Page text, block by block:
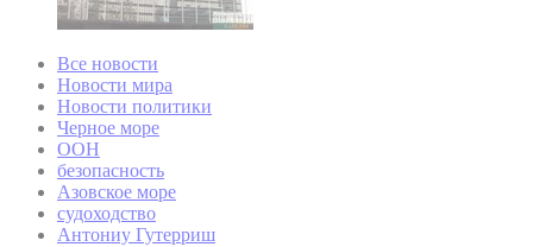
Все новости
Новости мира
Новости политики
Черное море
ООН
безопасность
Азовское море
судоходство
Антониу Гутерриш